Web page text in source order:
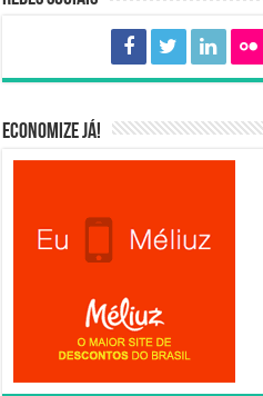
Economize já!